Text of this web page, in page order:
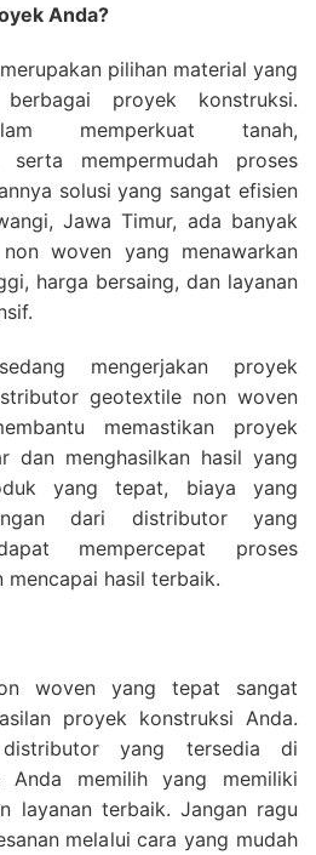
Anda?
pilihan material yang
proyek konstruksi.
memperkuat tanah,
serta mempermudah proses
solusi yang sangat efisien
Jawa Timur, ada banyak
woven yang menawarkan
harga bersaing, dan layanan
mengerjakan proyek
geotextile non woven
memastikan proyek
dan menghasilkan hasil yang
yang tepat, biaya yang
dari distributor yang
mempercepat proses
mencapai hasil terbaik.
woven yang tepat sangat
proyek konstruksi Anda.
distributor yang tersedia di
Anda memilih yang memiliki
layanan terbaik. Jangan ragu
melalui cara yang mudah